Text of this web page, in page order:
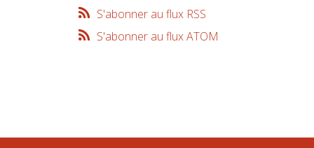
S'abonner au flux RSS
S'abonner au flux ATOM